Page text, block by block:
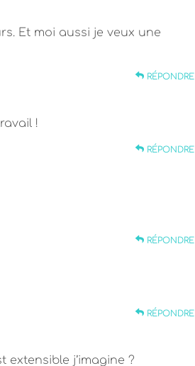
Et moi aussi je veux une
RÉPONDRE
!
RÉPONDRE
RÉPONDRE
RÉPONDRE
extensible j’imagine ?